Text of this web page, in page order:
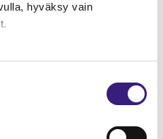
hyväksy vain